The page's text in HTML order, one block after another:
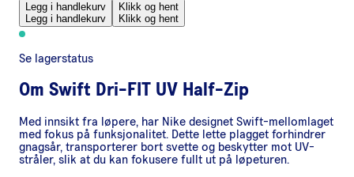
Legg i handlekurv
Legg i handlekurv
Klikk og hent
Klikk og hent
Se lagerstatus
Om Swift Dri-FIT UV Half-Zip
Med innsikt fra løpere, har Nike designet Swift-mellomlaget
med fokus på funksjonalitet. Dette lette plagget forhindrer
gnagsår, transporterer bort svette og beskytter mot UV-
stråler, slik at du kan fokusere fullt ut på løpeturen.